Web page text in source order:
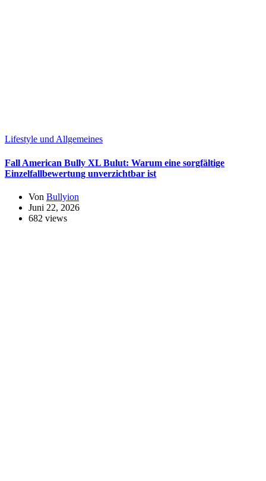
Lifestyle und Allgemeines
Fall American Bully XL Bulut: Warum eine sorgfältige
Einzelfallbewertung unverzichtbar ist
Von Bullyion
Juni 22, 2026
682 views